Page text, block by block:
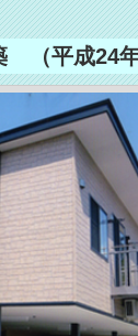
（平成24